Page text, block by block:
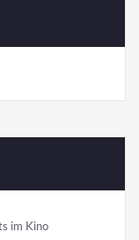
im Kino